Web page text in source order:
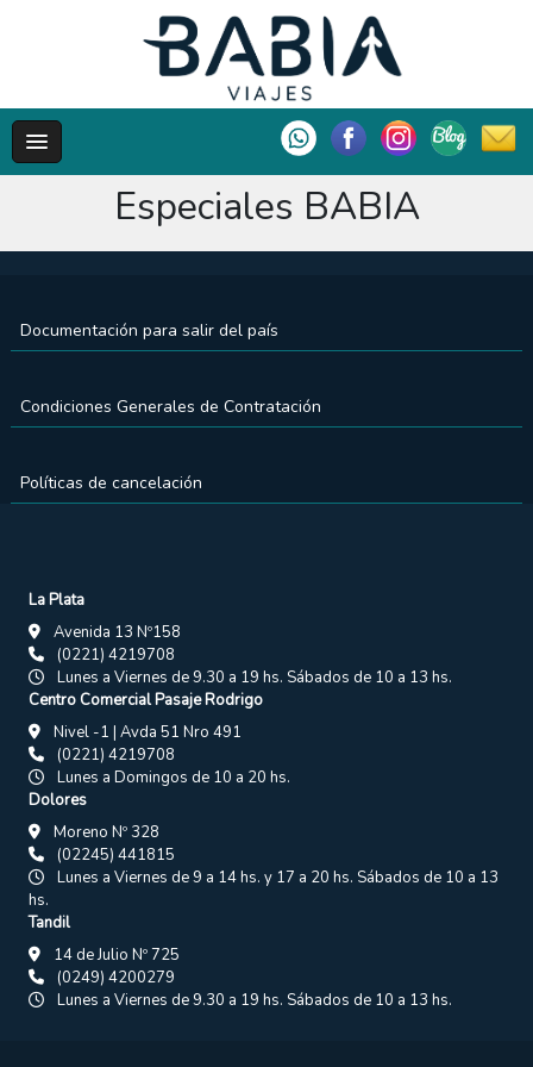
Especiales BABIA
Documentación para salir del país
Condiciones Generales de Contratación
Políticas de cancelación
La Plata
Avenida 13 Nº158
(0221) 4219708
Lunes a Viernes de 9.30 a 19 hs. Sábados de 10 a 13 hs.
Centro Comercial Pasaje Rodrigo
Nivel -1 | Avda 51 Nro 491
(0221) 4219708
Lunes a Domingos de 10 a 20 hs.
Dolores
Moreno Nº 328
(02245) 441815
Lunes a Viernes de 9 a 14 hs. y 17 a 20 hs. Sábados de 10 a 13
hs.
Tandil
14 de Julio Nº 725
(0249) 4200279
Lunes a Viernes de 9.30 a 19 hs. Sábados de 10 a 13 hs.